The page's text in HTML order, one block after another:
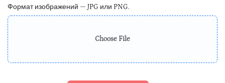
Формат изображений — JPG или PNG.
Choose File